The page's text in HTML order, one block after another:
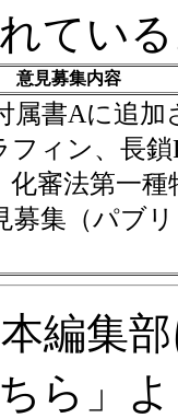
てい
意見募集内容
属書Aに追
ィン、長
審法第一
募集（パブ
編集
ちら」